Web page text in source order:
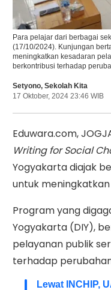
Para pelajar dari berbagai
(17/10/2024). Kunjungan
meningkatkan kesadaran
berkontribusi terhadap
Setyono, Sekolah Kita
17 Oktober, 2024 23:46 WIB
Eduwara.com,
Writing for Social
Yogyakarta diajak
untuk
Program yang
Yogyakarta (DIY),
pelayanan publik
terhadap
Lewat INCHIP,